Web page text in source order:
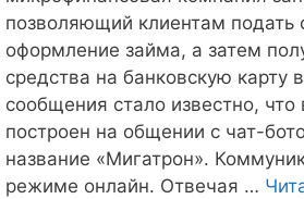
позволяющий клиентам подать
оформление займа, а затем
средства на банковскую карту
сообщения стало известно, что
построен на общении с чат-
название «Мигатрон».
режиме онлайн. Отвечая …